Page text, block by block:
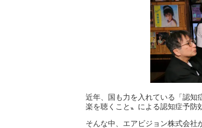
近年、国も力を入れている「認知
楽を聴くこと〟による認知症予防
そんな中、エアビジョン株式会社